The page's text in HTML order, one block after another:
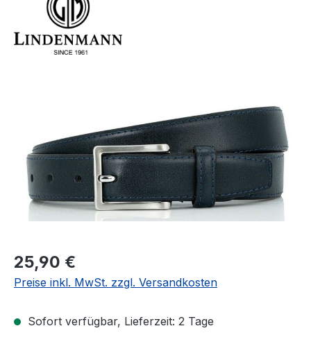
Regulärer Preis:
25,90 €
Preise inkl. MwSt. zzgl. Versandkosten
Sofort verfügbar, Lieferzeit: 2 Tage